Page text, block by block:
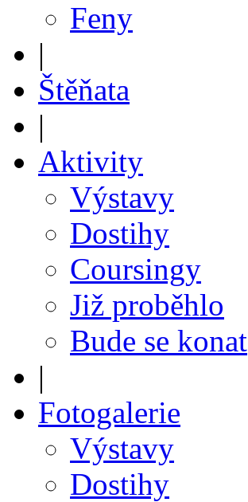
Feny
|
Štěňata
|
Aktivity
Výstavy
Dostihy
Coursingy
Již proběhlo
Bude se konat
|
Fotogalerie
Výstavy
Dostihy